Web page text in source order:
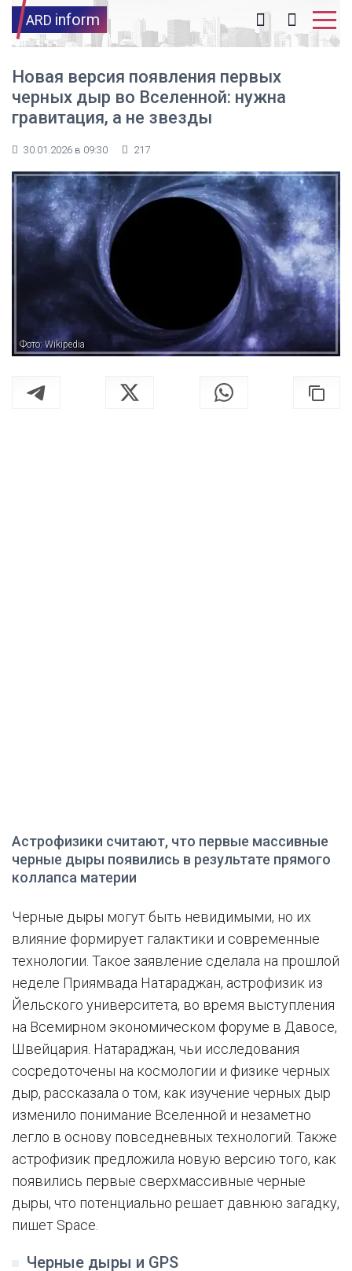
ARD inform
Новая версия появления первых
черных дыр во Вселенной: нужна
гравитация, а не звезды
30.01.2026 в 09:30 217
Фото: Wikipedia
Астрофизики считают, что первые массивные
черные дыры появились в результате прямого
коллапса материи
Черные дыры могут быть невидимыми, но их
влияние формирует галактики и современные
технологии. Такое заявление сделала на прошлой
неделе Приямвада Натараджан, астрофизик из
Йельского университета, во время выступления
на Всемирном экономическом форуме в Давосе,
Швейцария. Натараджан, чьи исследования
сосредоточены на космологии и физике черных
дыр, рассказала о том, как изучение черных дыр
изменило понимание Вселенной и незаметно
легло в основу повседневных технологий. Также
астрофизик предложила новую версию того, как
появились первые сверхмассивные черные
дыры, что потенциально решает давнюю загадку,
пишет Space.
Черные дыры и GPS